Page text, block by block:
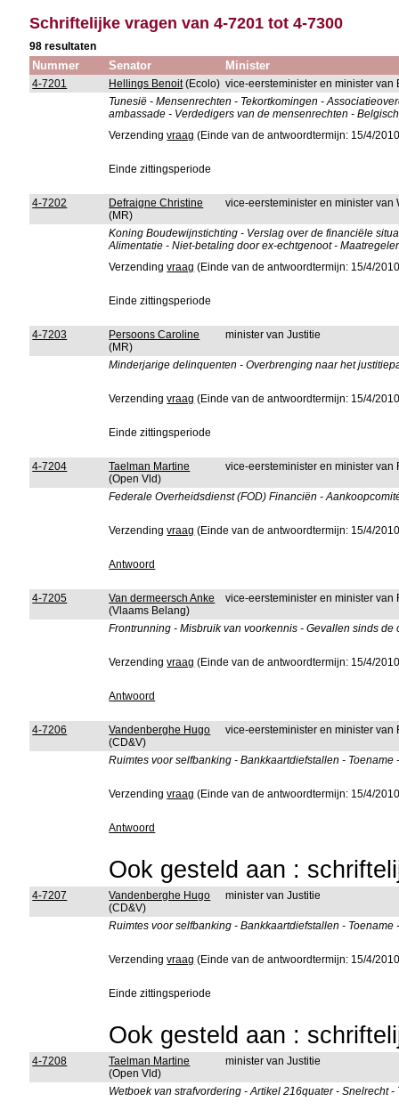
Schriftelijke vragen van 4-7201 tot 4-7300
98 resultaten
Nummer Senator Minister
4-7201 Hellings Benoit(Ecolo) vice-eersteminister en minister
Tunesië - Mensenrechten - Tekortkomingen -
ambassade - Verdedigers van de mensenrechten -
Verzendingvraag (Einde van de antwoordtermijn: 15/4/
Einde zittingsperiode
4-7202
Defraigne Christine
(MR)
vice-eersteminister en minister
Koning Boudewijnstichting - Verslag over de financiële
Alimentatie - Niet-betaling door ex-echtgenoot -
Verzendingvraag (Einde van de antwoordtermijn: 15/4/
Einde zittingsperiode
4-7203
Persoons Caroline
(MR)
minister van Justitie
Minderjarige delinquenten - Overbrenging naar het
Verzendingvraag (Einde van de antwoordtermijn: 15/4/
Einde zittingsperiode
4-7204
Taelman Martine
(Open Vld)
vice-eersteminister en minister
Federale Overheidsdienst (FOD) Financiën -
Verzendingvraag (Einde van de antwoordtermijn: 15/4/
Antwoord
4-7205
Van dermeersch Anke
(Vlaams Belang)
vice-eersteminister en minister
Frontrunning - Misbruik van voorkennis - Gevallen sinds
Verzendingvraag (Einde van de antwoordtermijn: 15/4/
Antwoord
4-7206
Vandenberghe Hugo
(CD&V)
vice-eersteminister en minister
Ruimtes voor selfbanking - Bankkaartdiefstallen - Toename
Verzendingvraag (Einde van de antwoordtermijn: 15/4/
Antwoord
Ook gesteld aan :
4-7207
Vandenberghe Hugo
(CD&V)
minister van Justitie
Ruimtes voor selfbanking - Bankkaartdiefstallen - Toename
Verzendingvraag (Einde van de antwoordtermijn: 15/4/
Einde zittingsperiode
Ook gesteld aan :
4-7208
Taelman Martine
(Open Vld)
minister van Justitie
Wetboek van strafvordering - Artikel 216quater - Snelrecht -